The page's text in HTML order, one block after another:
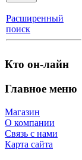
Расширенный
поиск
Кто он-лайн
Главное меню
Магазин
О компании
Связь с нами
Карта сайта